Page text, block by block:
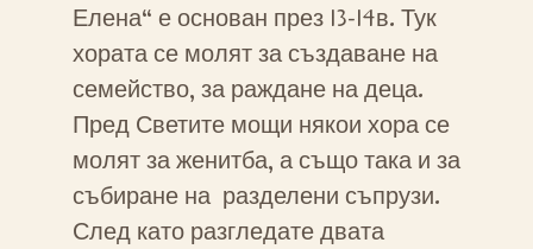
Елена“ е основан през 13-14в. Тук
хората се молят за създаване на
семейство, за раждане на деца.
Пред Светите мощи някои хора се
молят за женитба, а също така и за
събиране на разделени съпрузи.
След като разгледате двата